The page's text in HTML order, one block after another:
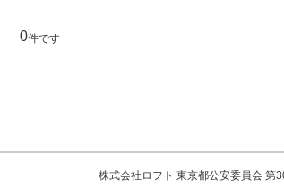
0件です
株式会社ロフト 東京都公安委員会 第